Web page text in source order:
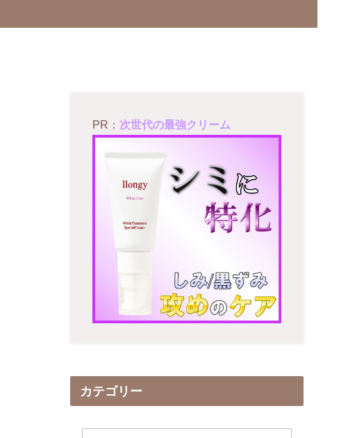
PR： 次世代の最強クリーム
カテゴリー